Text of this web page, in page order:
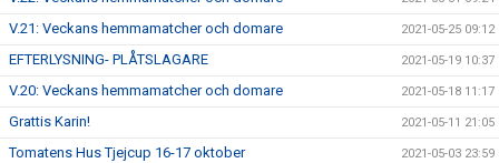
V.21: Veckans hemmamatcher och domare 2021-05-25 09:12
EFTERLYSNING- PLÅTSLAGARE 2021-05-19 10:37
V.20: Veckans hemmamatcher och domare 2021-05-18 11:17
Grattis Karin! 2021-05-11 21:05
Tomatens Hus Tjejcup 16-17 oktober 2021-05-03 23:59